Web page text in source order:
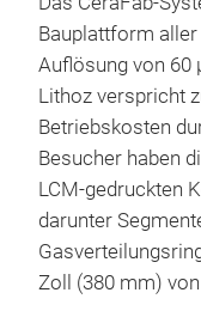
Bauplattform
Auflösung von 60
Lithoz verspricht
Betriebskosten
Besucher haben
LCM-gedruckten
darunter
Zoll (380 mm)